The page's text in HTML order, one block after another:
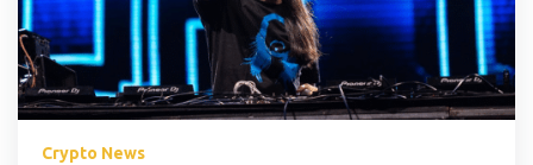
Crypto News